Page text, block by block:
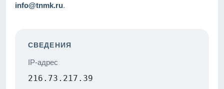
info@tnmk.ru.
СВЕДЕНИЯ
IP-адрес
216.73.217.39